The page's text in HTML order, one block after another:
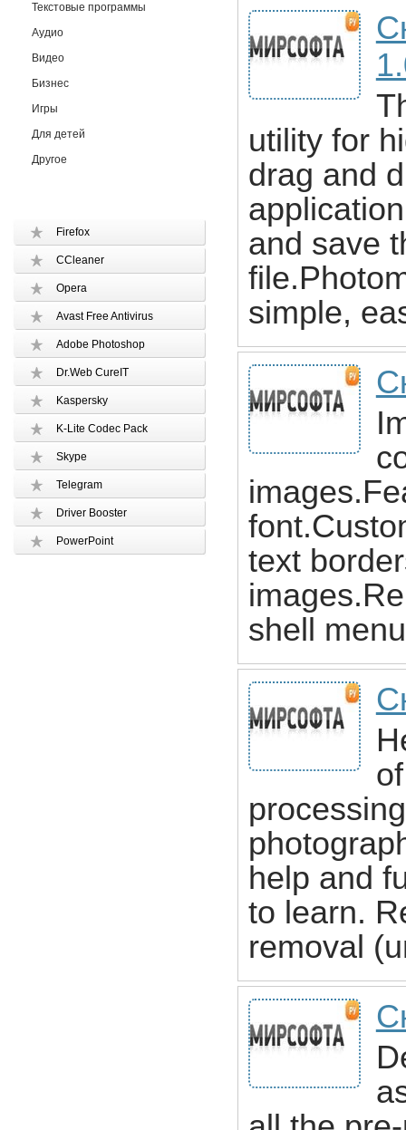
Текстовые программы
Аудио
Видео
Бизнес
Игры
Для детей
Другое
Firefox
CCleaner
Opera
Avast Free Antivirus
Adobe Photoshop
Dr.Web CureIT
Kaspersky
K-Lite Codec Pack
Skype
Telegram
Driver Booster
PowerPoint
utility for
drag and
and save
simple,
text
shell
help and
to learn.
removal